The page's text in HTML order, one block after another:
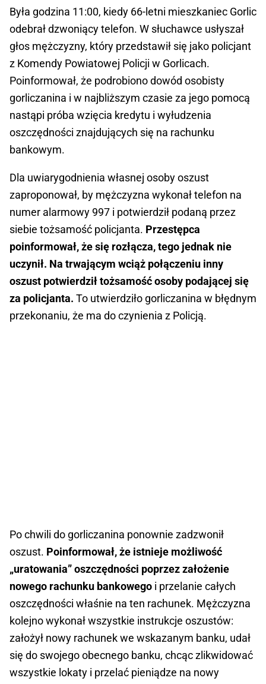
Była godzina 11:00, kiedy 66-letni mieszkaniec Gorlic
odebrał dzwoniący telefon. W słuchawce usłyszał
głos mężczyzny, który przedstawił się jako policjant
z Komendy Powiatowej Policji w Gorlicach.
Poinformował, że podrobiono dowód osobisty
gorliczanina i w najbliższym czasie za jego pomocą
nastąpi próba wzięcia kredytu i wyłudzenia
oszczędności znajdujących się na rachunku
bankowym.
Dla uwiarygodnienia własnej osoby oszust
zaproponował, by mężczyzna wykonał telefon na
numer alarmowy 997 i potwierdził podaną przez
siebie tożsamość policjanta. Przestępca
poinformował, że się rozłącza, tego jednak nie
uczynił. Na trwającym wciąż połączeniu inny
oszust potwierdził tożsamość osoby podającej się
za policjanta. To utwierdziło gorliczanina w błędnym
przekonaniu, że ma do czynienia z Policją.
Po chwili do gorliczanina ponownie zadzwonił
oszust. Poinformował, że istnieje możliwość
„uratowania” oszczędności poprzez założenie
nowego rachunku bankowego i przelanie całych
oszczędności właśnie na ten rachunek. Mężczyzna
kolejno wykonał wszystkie instrukcje oszustów:
założył nowy rachunek we wskazanym banku, udał
się do swojego obecnego banku, chcąc zlikwidować
wszystkie lokaty i przelać pieniądze na nowy